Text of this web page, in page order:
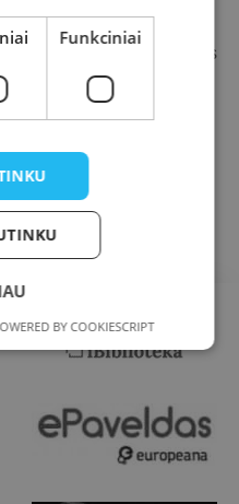
kartu gamindamos
prie arbatos
Funkciniai
BY COOKIESCRIPT